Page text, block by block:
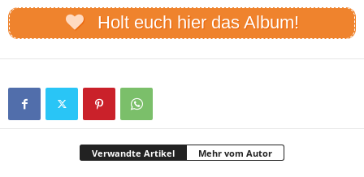
Holt euch hier das Album!
Verwandte Artikel Mehr vom Autor